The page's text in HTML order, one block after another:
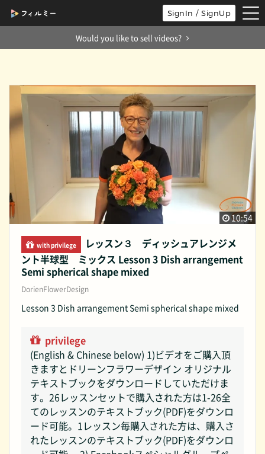
SignIn / SignUp
Would you like to sell videos?
10:54
with privilege
レッスン３ ディッシュアレンジメ
ント半球型 ミックス Lesson 3 Dish arrangement
Semi spherical shape mixed
DorienFlowerDesign
Lesson 3 Dish arrangement Semi spherical shape mixed
privilege
(English & Chinese below) 1)ビデオをご購入頂
きますとドリーンフラワーデザイン オリジナル
テキストブックをダウンロードしていただけま
す。26レッスンセットで購入された方は1-26全
てのレッスンのテキストブック(PDF)をダウンロ
ード可能。1レッスン毎購入された方は、購入さ
れたレッスンのテキストブック(PDF)をダウンロ